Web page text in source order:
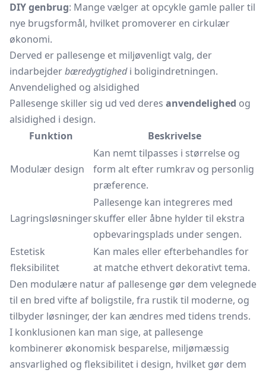
DIY genbrug: Mange vælger at opcykle gamle paller til
nye brugsformål, hvilket promoverer en cirkulær
økonomi.
Derved er pallesenge et miljøvenligt valg, der
indarbejderbæredygtighedi boligindretningen.
Anvendelighed og alsidighed
Pallesenge skiller sig ud ved deres anvendelighed og
alsidighed i design.
Funktion
Beskrivelse
Modulær design
Kan nemt tilpasses i størrelse og
form alt efter rumkrav og personlig
præference.
Lagringsløsninger
Pallesenge kan integreres med
skuffer eller åbne hylder til ekstra
opbevaringsplads under sengen.
Estetisk
fleksibilitet
Kan males eller efterbehandles for
at matche ethvert dekorativt tema.
Den modulære natur af pallesenge gør dem velegnede
til en bred vifte af boligstile, fra rustik til moderne, og
tilbyder løsninger, der kan ændres med tidens trends.
I konklusionen kan man sige, at pallesenge
kombinerer økonomisk besparelse, miljømæssig
ansvarlighed og fleksibilitet i design, hvilket gør dem